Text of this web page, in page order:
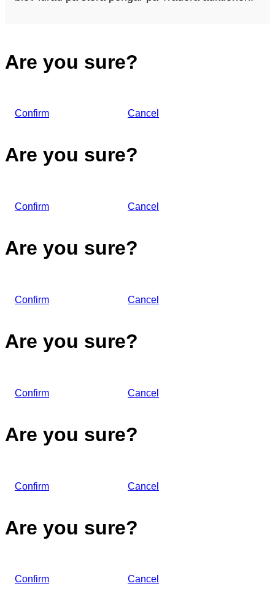
Are you sure?
Confirm Cancel
Are you sure?
Confirm Cancel
Are you sure?
Confirm Cancel
Are you sure?
Confirm Cancel
Are you sure?
Confirm Cancel
Are you sure?
Confirm Cancel